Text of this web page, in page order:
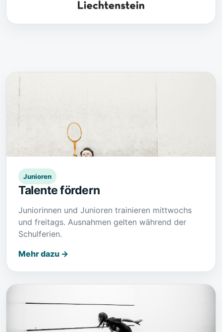
Junioren
Talente fördern
Juniorinnen und Junioren trainieren mittwochs
und freitags. Ausnahmen gelten während der
Schulferien.
Mehr dazu →